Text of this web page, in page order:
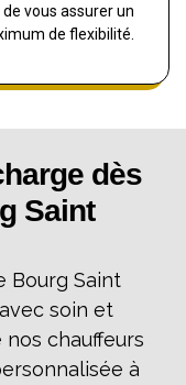
vous assurer un
de flexibilité.
dès
Saint
Bourg Saint
soin et
nos chauffeurs
à